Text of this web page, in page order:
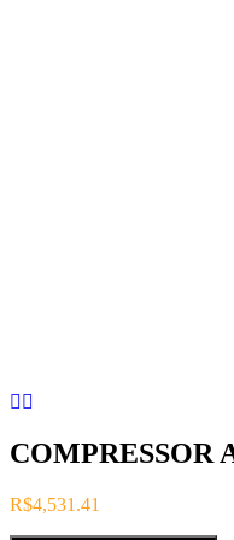
COMPRESSOR
R$4,531.41